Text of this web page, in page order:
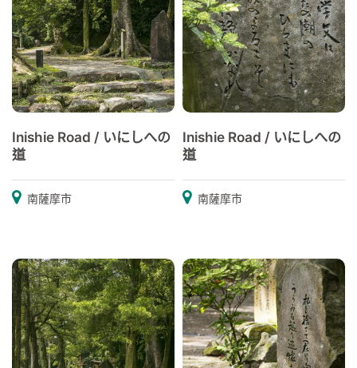
Inishie Road / いにしへの
道
南薩摩市
Inishie Road / いにしへの
道
南薩摩市